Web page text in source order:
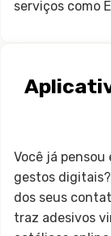
serviços como
Você já
gestos
dos seus
traz adesivos